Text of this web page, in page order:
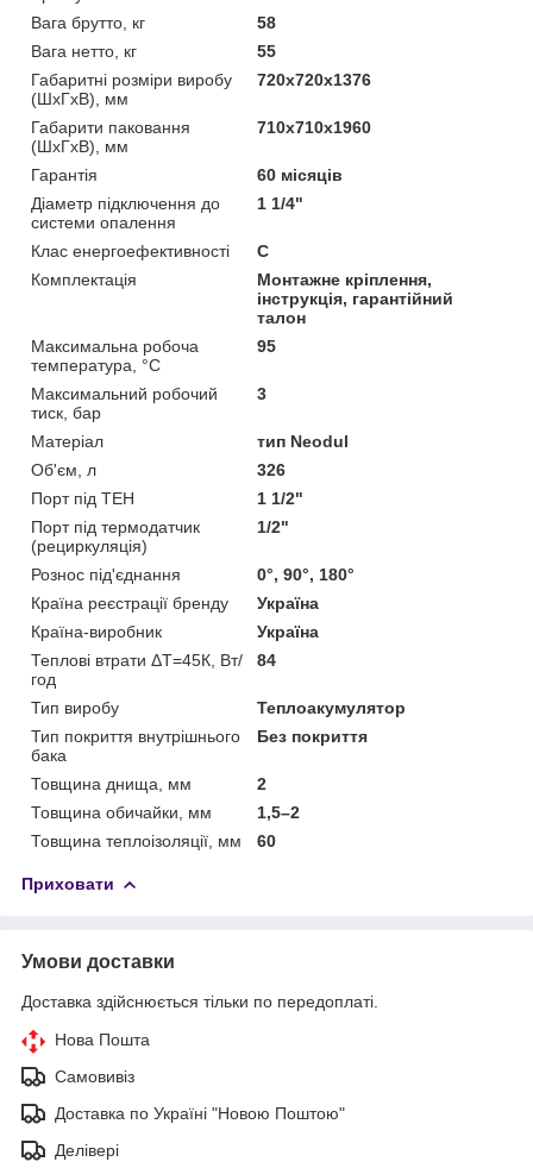
Вага брутто, кг
58
Вага нетто, кг
55
Габаритні розміри виробу
(ШхГхВ), мм
720х720х1376
Габарити паковання
(ШхГхВ), мм
710х710х1960
Гарантія
60 місяців
Діаметр підключення до
системи опалення
1 1/4"
Клас енергоефективності
C
Комплектація
Монтажне кріплення,
інструкція, гарантійний
талон
Максимальна робоча
температура, °C
95
Максимальний робочий
тиск, бар
3
Матеріал
тип Neodul
Об'єм, л
326
Порт під ТЕН
1 1/2"
Порт під термодатчик
(рециркуляція)
1/2"
Рознос під'єднання
0°, 90°, 180°
Країна реєстрації бренду
Україна
Країна-виробник
Україна
Теплові втрати ΔT=45К, Вт/
год
84
Тип виробу
Теплоакумулятор
Тип покриття внутрішнього
бака
Без покриття
Товщина днища, мм
2
Товщина обичайки, мм
1,5–2
Товщина теплоізоляції, мм
60
Приховати
Умови доставки
Доставка здійснюється тільки по передоплаті.
Нова Пошта
Самовивіз
Доставка по Україні "Новою Поштою"
Делівері